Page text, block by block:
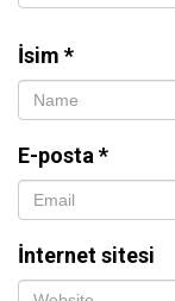
İsim *
E-posta*
İnternet sitesi